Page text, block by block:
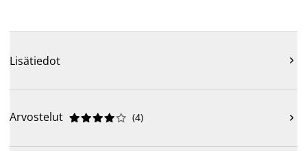
Lisätiedot 
Arvostelut 




 (4) 